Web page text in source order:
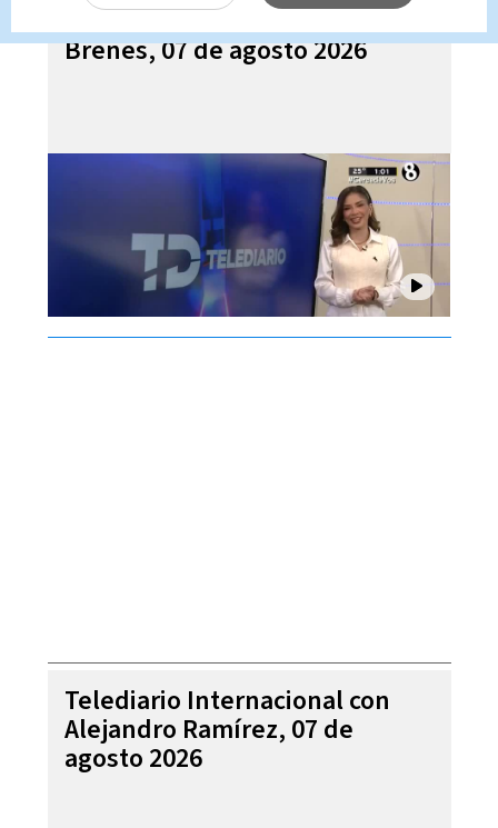
Telediario En Directo con Paula
Brenes, 07 de agosto 2026
Telediario Internacional con
Alejandro Ramírez, 07 de
agosto 2026